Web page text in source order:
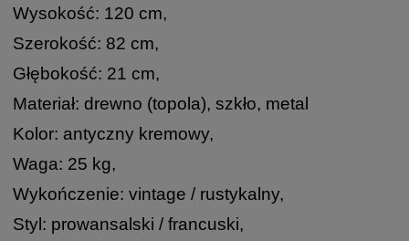
Wysokość: 120 cm,
Szerokość: 82 cm,
Głębokość: 21 cm,
Materiał: drewno (topola), szkło, metal
Kolor: antyczny kremowy,
Waga: 25 kg,
Wykończenie: vintage / rustykalny,
Styl: prowansalski / francuski,